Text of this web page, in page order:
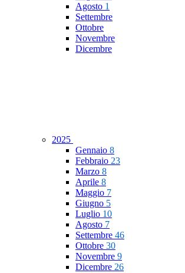
Agosto 1
Settembre
Ottobre
Novembre
Dicembre
2025
Gennaio 8
Febbraio 23
Marzo 8
Aprile 8
Maggio 7
Giugno 5
Luglio 10
Agosto 7
Settembre 46
Ottobre 30
Novembre 9
Dicembre 26